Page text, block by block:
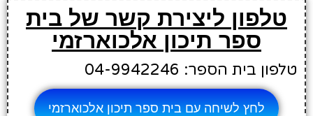
טלפון ליצירת קשר של בית
ספר תיכון אלכוארזמי
טלפון בית הספר: 04-9942246
לחץ לשיחה עם בית ספר תיכון אלכוארזמי